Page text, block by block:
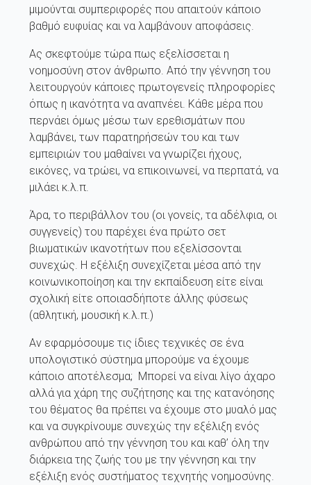
μιμούνται συμπεριφορές που απαιτούν κάποιο
βαθμό ευφυίας και να λαμβάνουν αποφάσεις.
Ας σκεφτούμε τώρα πως εξελίσσεται η
νοημοσύνη στον άνθρωπο. Από την γέννηση του
λειτουργούν κάποιες πρωτογενείς πληροφορίες
όπως η ικανότητα να αναπνέει. Κάθε μέρα που
περνάει όμως μέσω των ερεθισμάτων που
λαμβάνει, των παρατηρήσεών του και των
εμπειριών του μαθαίνει να γνωρίζει ήχους,
εικόνες, να τρώει, να επικοινωνεί, να περπατά, να
μιλάει κ.λ.π.
Άρα, το περιβάλλον του (οι γονείς, τα αδέλφια, οι
συγγενείς) του παρέχει ένα πρώτο σετ
βιωματικών ικανοτήτων που εξελίσσονται
συνεχώς. Η εξέλιξη συνεχίζεται μέσα από την
κοινωνικοποίηση και την εκπαίδευση είτε είναι
σχολική είτε οποιασδήποτε άλλης φύσεως
(αθλητική, μουσική κ.λ.π.)
Αν εφαρμόσουμε τις ίδιες τεχνικές σε ένα
υπολογιστικό σύστημα μπορούμε να έχουμε
κάποιο αποτέλεσμα; Μπορεί να είναι λίγο άχαρο
αλλά για χάρη της συζήτησης και της κατανόησης
του θέματος θα πρέπει να έχουμε στο μυαλό μας
και να συγκρίνουμε συνεχώς την εξέλιξη ενός
ανθρώπου από την γέννηση του και καθ’ όλη την
διάρκεια της ζωής του με την γέννηση και την
εξέλιξη ενός συστήματος τεχνητής νοημοσύνης.